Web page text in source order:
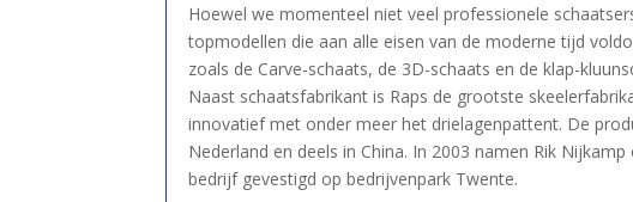
Hoewel we momenteel niet veel professionele
topmodellen die aan alle eisen van de moderne tijd
zoals de Carve-schaats, de 3D-schaats en de klap-
Naast schaatsfabrikant is Raps de grootste
innovatief met onder meer het drielagenpattent. De
Nederland en deels in China. In 2003 namen Rik
bedrijf gevestigd op bedrijvenpark Twente.